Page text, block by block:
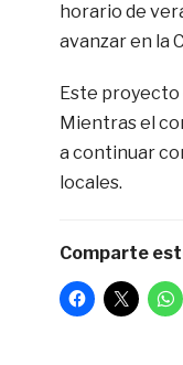
horario de
avanzar en la
Este proyecto
Mientras el
a continuar
locales.
Comparte